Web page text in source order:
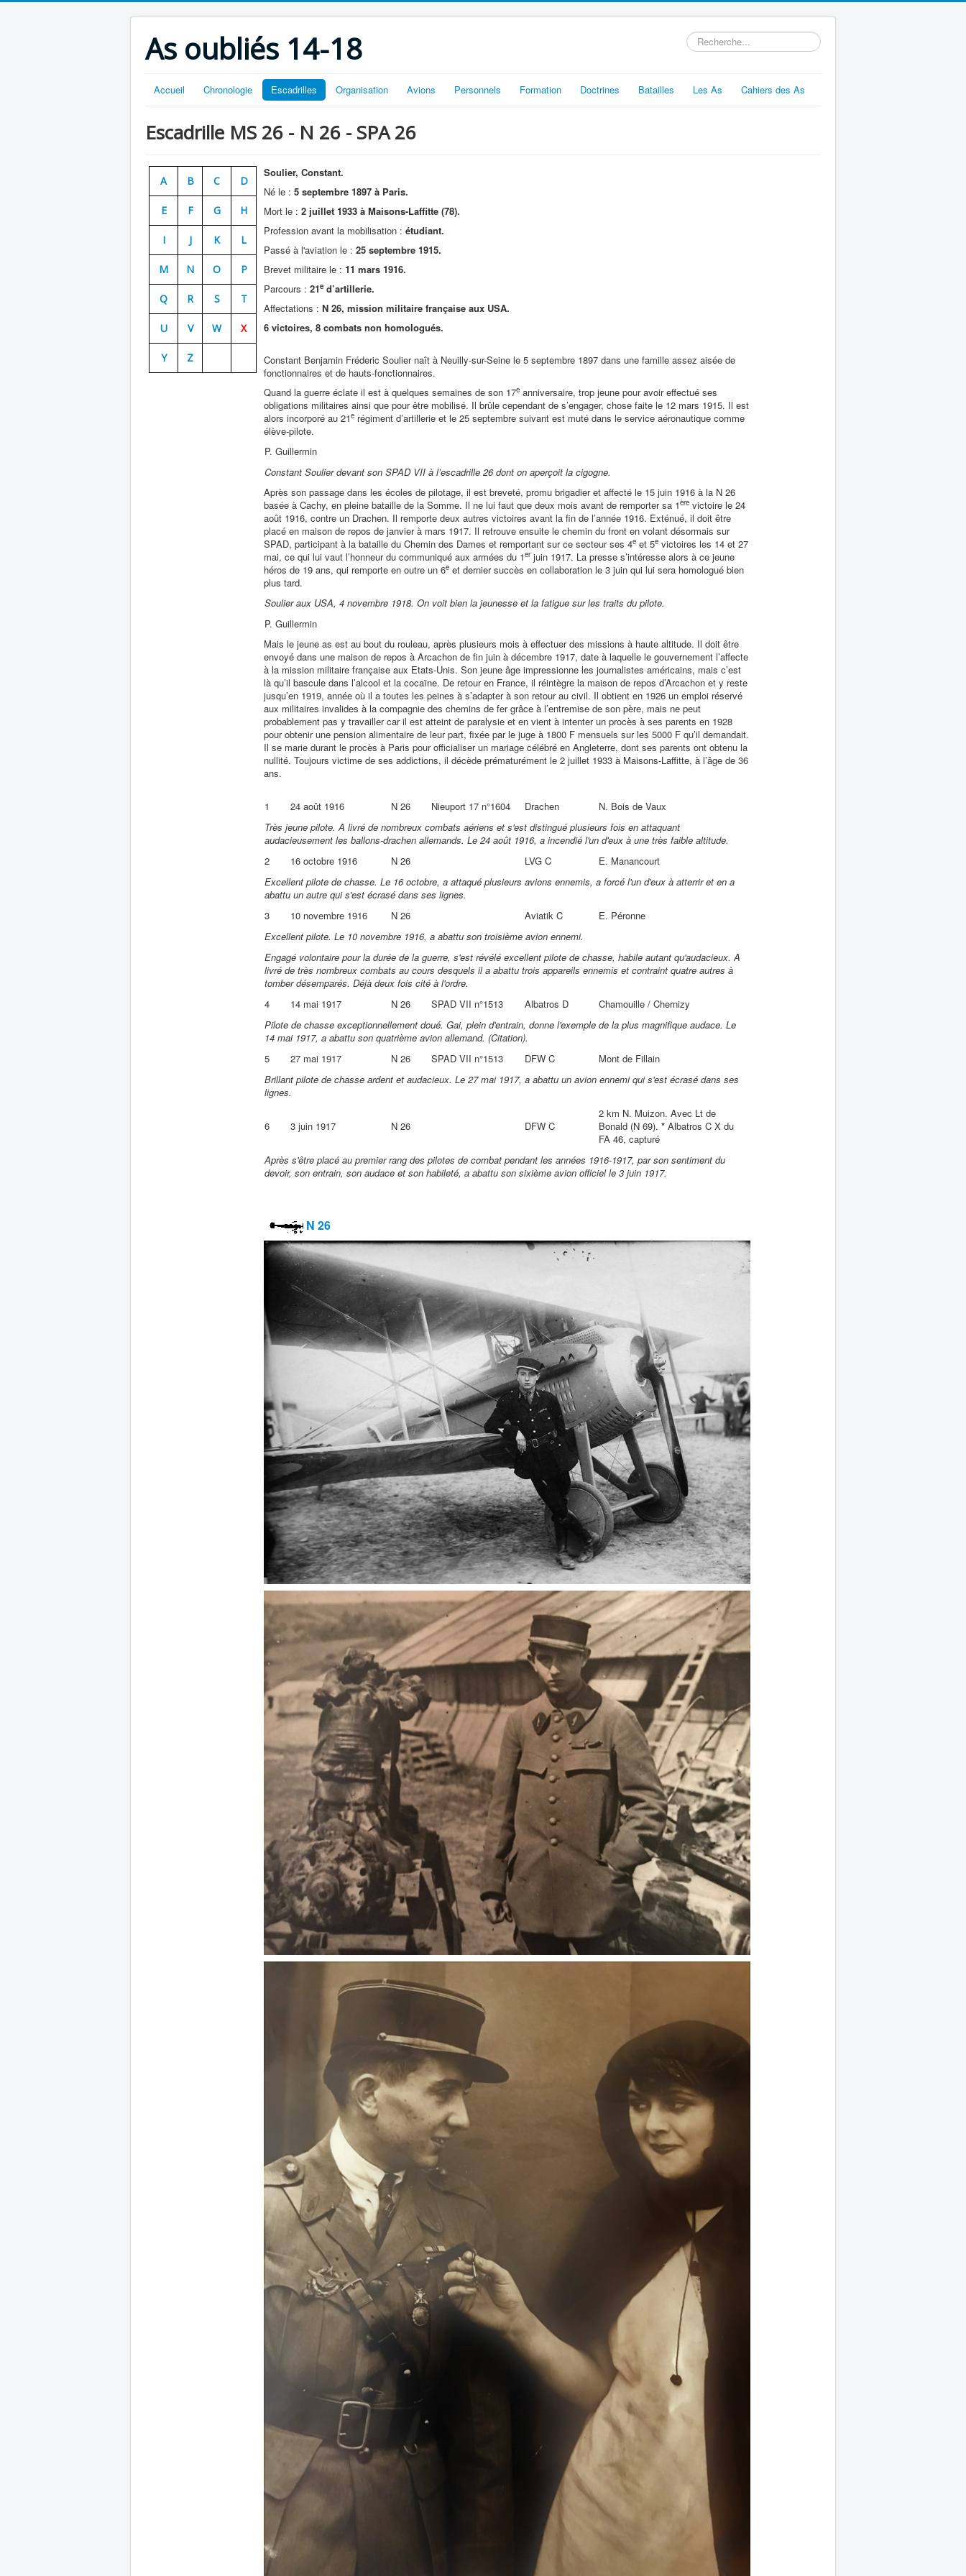
As oubliés 14-18 Rechercher
Accueil Chronologie Escadrilles Organisation Avions Personnels Formation Doctrines Batailles Les As Cahiers des As
Escadrille MS 26 - N 26 - SPA 26
A B C D
E F G H
I J K L
M N O P
Q R S T
U V W X
Y Z
Soulier, Constant.
Né le : 5 septembre 1897 à Paris.
Mort le : 2 juillet 1933 à Maisons-Laffitte (78).
Profession avant la mobilisation : étudiant.
Passé à l'aviation le : 25 septembre 1915.
Brevet militaire le : 11 mars 1916.
Parcours : 21e d’artillerie.
Affectations : N 26, mission militaire française aux USA.
6 victoires, 8 combats non homologués.
Constant Benjamin Fréderic Soulier naît à Neuilly-sur-Seine le 5 septembre 1897 dans une famille assez aisée de
fonctionnaires et de hauts-fonctionnaires.
Quand la guerre éclate il est à quelques semaines de son 17e anniversaire, trop jeune pour avoir effectué ses
obligations militaires ainsi que pour être mobilisé. Il brûle cependant de s’engager, chose faite le 12 mars 1915. Il est
alors incorporé au 21e régiment d’artillerie et le 25 septembre suivant est muté dans le service aéronautique comme
élève-pilote.
P. Guillermin
Constant Soulier devant son SPAD VII à l’escadrille 26 dont on aperçoit la cigogne.
Après son passage dans les écoles de pilotage, il est breveté, promu brigadier et affecté le 15 juin 1916 à la N 26
basée à Cachy, en pleine bataille de la Somme. Il ne lui faut que deux mois avant de remporter sa 1ère victoire le 24
août 1916, contre un Drachen. Il remporte deux autres victoires avant la fin de l’année 1916. Exténué, il doit être
placé en maison de repos de janvier à mars 1917. Il retrouve ensuite le chemin du front en volant désormais sur
SPAD, participant à la bataille du Chemin des Dames et remportant sur ce secteur ses 4e et 5e victoires les 14 et 27
mai, ce qui lui vaut l’honneur du communiqué aux armées du 1er juin 1917. La presse s’intéresse alors à ce jeune
héros de 19 ans, qui remporte en outre un 6e et dernier succès en collaboration le 3 juin qui lui sera homologué bien
plus tard.
Soulier aux USA, 4 novembre 1918. On voit bien la jeunesse et la fatigue sur les traits du pilote.
P. Guillermin
Mais le jeune as est au bout du rouleau, après plusieurs mois à effectuer des missions à haute altitude. Il doit être
envoyé dans une maison de repos à Arcachon de fin juin à décembre 1917, date à laquelle le gouvernement l’affecte
à la mission militaire française aux Etats-Unis. Son jeune âge impressionne les journalistes américains, mais c’est
là qu’il bascule dans l’alcool et la cocaïne. De retour en France, il réintègre la maison de repos d’Arcachon et y reste
jusqu’en 1919, année où il a toutes les peines à s’adapter à son retour au civil. Il obtient en 1926 un emploi réservé
aux militaires invalides à la compagnie des chemins de fer grâce à l’entremise de son père, mais ne peut
probablement pas y travailler car il est atteint de paralysie et en vient à intenter un procès à ses parents en 1928
pour obtenir une pension alimentaire de leur part, fixée par le juge à 1800 F mensuels sur les 5000 F qu’il demandait.
Il se marie durant le procès à Paris pour officialiser un mariage célébré en Angleterre, dont ses parents ont obtenu la
nullité. Toujours victime de ses addictions, il décède prématurément le 2 juillet 1933 à Maisons-Laffitte, à l’âge de 36
ans.
1 24 août 1916 N 26 Nieuport 17 n°1604 Drachen
N. Bois de Vaux
Très jeune pilote. A livré de nombreux combats aériens et s'est distingué plusieurs fois en attaquant
audacieusement les ballons-drachen allemands. Le 24 août 1916, a incendié l'un d'eux à une très faible altitude.
2
16 octobre 1916 N 26 LVG C
E. Manancourt
Excellent pilote de chasse. Le 16 octobre, a attaqué plusieurs avions ennemis, a forcé l'un d'eux à atterrir et en a
abattu un autre qui s'est écrasé dans ses lignes.
3
10 novembre 1916 N 26 Aviatik C
E. Péronne
Excellent pilote. Le 10 novembre 1916, a abattu son troisième avion ennemi.
Engagé volontaire pour la durée de la guerre, s'est révélé excellent pilote de chasse, habile autant qu'audacieux. A
livré de très nombreux combats au cours desquels il a abattu trois appareils ennemis et contraint quatre autres à
tomber désemparés. Déjà deux fois cité à l'ordre.
4
14 mai 1917 N 26 SPAD VII n°1513 Albatros D
Chamouille / Chernizy
Pilote de chasse exceptionnellement doué. Gai, plein d'entrain, donne l'exemple de la plus magnifique audace. Le
14 mai 1917, a abattu son quatrième avion allemand. (Citation).
5
27 mai 1917 N 26 SPAD VII n°1513 DFW C
Mont de Fillain
Brillant pilote de chasse ardent et audacieux. Le 27 mai 1917, a abattu un avion ennemi qui s'est écrasé dans ses
lignes.
6 3 juin 1917 N 26 DFW C
2 km N. Muizon. Avec Lt de
Bonald (N 69). * Albatros C X du
FA 46, capturé
Après s'être placé au premier rang des pilotes de combat pendant les années 1916-1917, par son sentiment du
devoir, son entrain, son audace et son habileté, a abattu son sixième avion officiel le 3 juin 1917.
N 26